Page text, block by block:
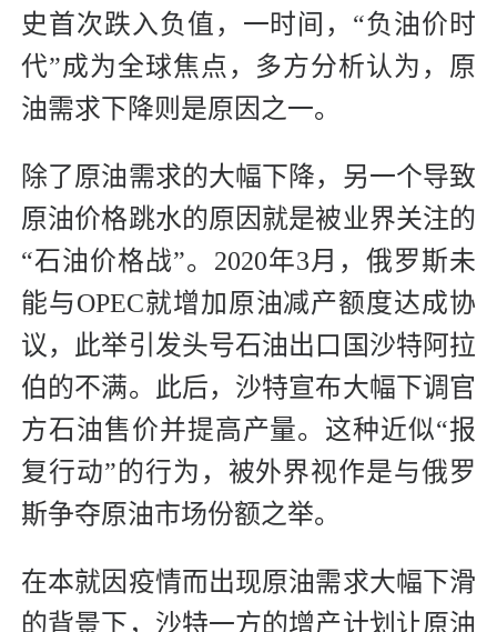
史首次跌入负值，一时间，“负油价时
代”成为全球焦点，多方分析认为，原
油需求下降则是原因之一。
除了原油需求的大幅下降，另一个导致
原油价格跳水的原因就是被业界关注的
“石油价格战”。2020年3月，俄罗斯未
能与OPEC就增加原油减产额度达成协
议，此举引发头号石油出口国沙特阿拉
伯的不满。此后，沙特宣布大幅下调官
方石油售价并提高产量。这种近似“报
复行动”的行为，被外界视作是与俄罗
斯争夺原油市场份额之举。
在本就因疫情而出现原油需求大幅下滑
的背景下，沙特一方的增产计划让原油